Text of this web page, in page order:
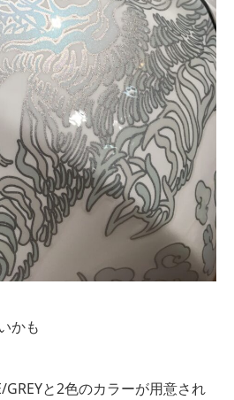
かも
GREYと2色のカラーが用意され